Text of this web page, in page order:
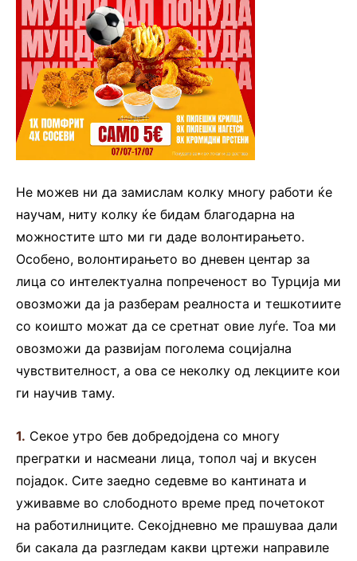
Не можев ни да замислам колку многу работи ќе
научам, ниту колку ќе бидам благодарна на
можностите што ми ги даде волонтирањето.
Особено, волонтирањето во дневен центар за
лица со интелектуална попреченост во Турција ми
овозможи да ја разберам реалноста и тешкотиите
со коишто можат да се сретнат овие луѓе. Тоа ми
овозможи да развијам поголема социјална
чувствителност, а ова се неколку од лекциите кои
ги научив таму.
1. Секое утро бев добредојдена со многу
прегратки и насмеани лица, топол чај и вкусен
појадок. Сите заедно седевме во кантината и
уживавме во слободното време пред почетокот
на работилниците. Секојдневно ме прашуваа дали
би сакала да разгледам какви цртежи направиле